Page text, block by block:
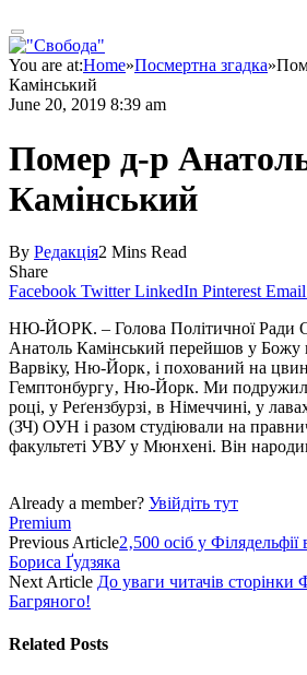
You are at:Home»Посмертна згадка»
Камінський
June 20, 2019 8:39 am
Помер д-р
Камінський
By Редакція2 Mins Read
Share
Facebook Twitter LinkedIn Pinterest Email
НЮ-ЙОРК. – Голова Політичної Ради
Анатоль Камінський перейшов у Божу
Варвіку, Ню-Йорк‚ і похований на
Гемптонбургу‚ Ню-Йорк. Ми
році, у Реґензбурзі‚ в Німеччині, у
(ЗЧ) ОУН і разом студіювали на
факультеті УВУ у Мюнхені. Він
Already a member? Увійдіть тут
Premium
Previous Article2‚500 осіб у
Бориса Ґудзяка
Next Article До уваги читачів сторінки
Багряного!
Related Posts